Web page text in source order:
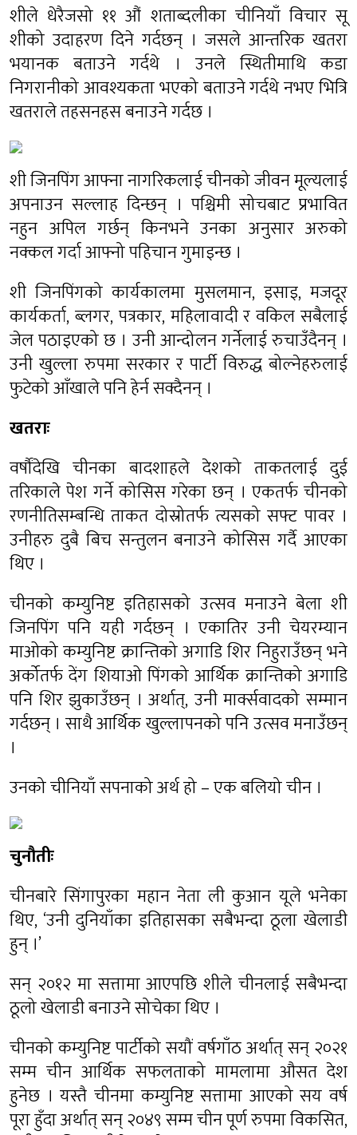
शीले धेरैजसो ११ औं शताब्दलीका चीनियाँ विचार सू
शीको उदाहरण दिने गर्दछन् । जसले आन्तरिक खतरा
भयानक बताउने गर्दथे । उनले स्थितीमाथि कडा
निगरानीको आवश्यकता भएको बताउने गर्दथे नभए भित्रि
खतराले तहसनहस बनाउने गर्दछ ।
शी जिनपिंग आफ्ना नागरिकलाई चीनको जीवन मूल्यलाई
अपनाउन सल्लाह दिन्छन् । पश्चिमी सोचबाट प्रभावित
नहुन अपिल गर्छन् किनभने उनका अनुसार अरुको
नक्कल गर्दा आफ्नो पहिचान गुमाइन्छ ।
शी जिनपिंगको कार्यकालमा मुसलमान, इसाइ, मजदूर
कार्यकर्ता, ब्लगर, पत्रकार, महिलावादी र वकिल सबैलाई
जेल पठाइएको छ । उनी आन्दोलन गर्नेलाई रुचाउँदैनन् ।
उनी खुल्ला रुपमा सरकार र पार्टी विरुद्ध बोल्नेहरुलाई
फुटेको आँखाले पनि हेर्न सक्दैनन् ।
खतराः
वर्षौंदेखि चीनका बादशाहले देशको ताकतलाई दुई
तरिकाले पेश गर्ने कोसिस गरेका छन् । एकतर्फ चीनको
रणनीतिसम्बन्धि ताकत दोस्रोतर्फ त्यसको सफ्ट पावर ।
उनीहरु दुबै बिच सन्तुलन बनाउने कोसिस गर्दै आएका
थिए ।
चीनको कम्युनिष्ट इतिहासको उत्सव मनाउने बेला शी
जिनपिंग पनि यही गर्दछन् । एकातिर उनी चेयरम्यान
माओको कम्युनिष्ट क्रान्तिको अगाडि शिर निहुराउँछन् भने
अर्कोतर्फ देंग शियाओ पिंगको आर्थिक क्रान्तिको अगाडि
पनि शिर झुकाउँछन् । अर्थात्, उनी मार्क्सवादको सम्मान
गर्दछन् । साथै आर्थिक खुल्लापनको पनि उत्सव मनाउँछन्
।
उनको चीनियाँ सपनाको अर्थ हो – एक बलियो चीन ।
चुनौतीः
चीनबारे सिंगापुरका महान नेता ली कुआन यूले भनेका
थिए, ‘उनी दुनियाँका इतिहासका सबैभन्दा ठूला खेलाडी
हुन् ।’
सन् २०१२ मा सत्तामा आएपछि शीले चीनलाई सबैभन्दा
ठूलो खेलाडी बनाउने सोचेका थिए ।
चीनको कम्युनिष्ट पार्टीको सयौं वर्षगाँठ अर्थात् सन् २०२१
सम्म चीन आर्थिक सफलताको मामलामा औसत देश
हुनेछ । यस्तै चीनमा कम्युनिष्ट सत्तामा आएको सय वर्ष
पूरा हुँदा अर्थात् सन् २०४९ सम्म चीन पूर्ण रुपमा विकसित,